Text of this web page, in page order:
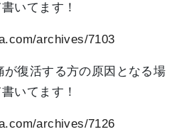
いてます！
archives/7103
が復活する方の原因となる場
いてます！
archives/7126